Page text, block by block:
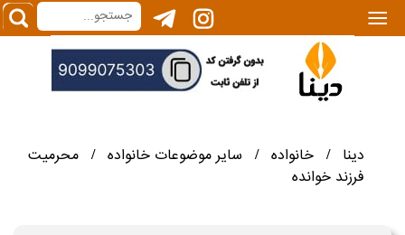
|||
دینا / خانواده / سایر موضوعات خانواده /
محرمیت
فرزند خوانده